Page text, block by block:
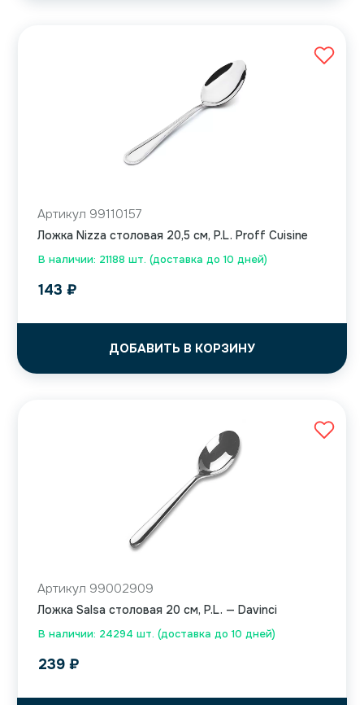
В наличии: 21188 шт. (доставка до 10 дней)
Артикул 99110157
Ложка Nizza столовая 20,5 см, P.L. Proff Cuisine
143 ₽
ДОБАВИТЬ В КОРЗИНУ
В наличии: 24294 шт. (доставка до 10 дней)
Артикул 99002909
Ложка Salsa столовая 20 см, P.L. — Davinci
239 ₽